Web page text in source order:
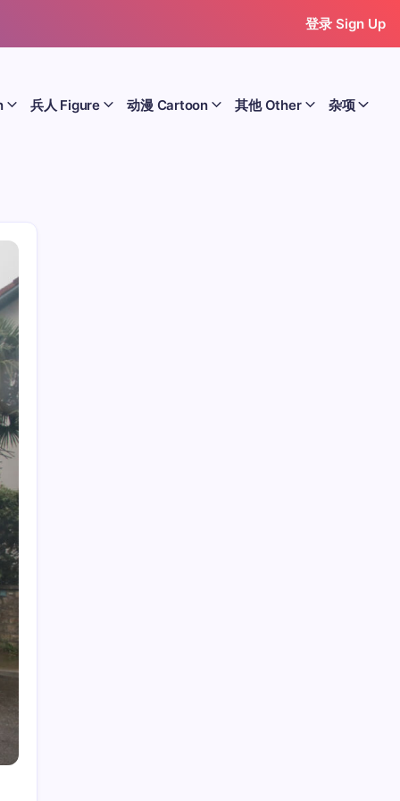
登录 Sign Up
兵人 Figure 动漫 Cartoon 其他 Other 杂项